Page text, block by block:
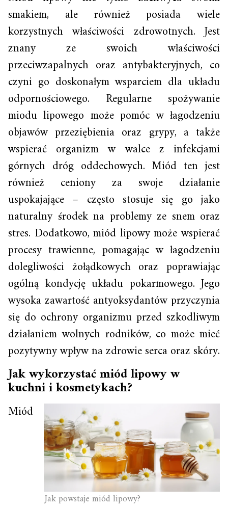
smakiem, ale również posiada wiele
korzystnych właściwości zdrowotnych. Jest
znany ze swoich właściwości
przeciwzapalnych oraz antybakteryjnych, co
czyni go doskonałym wsparciem dla układu
odpornościowego. Regularne spożywanie
miodu lipowego może pomóc w łagodzeniu
objawów przeziębienia oraz grypy, a także
wspierać organizm w walce z infekcjami
górnych dróg oddechowych. Miód ten jest
również ceniony za swoje działanie
uspokajające – często stosuje się go jako
naturalny środek na problemy ze snem oraz
stres. Dodatkowo, miód lipowy może wspierać
procesy trawienne, pomagając w łagodzeniu
dolegliwości żołądkowych oraz poprawiając
ogólną kondycję układu pokarmowego. Jego
wysoka zawartość antyoksydantów przyczynia
się do ochrony organizmu przed szkodliwym
działaniem wolnych rodników, co może mieć
pozytywny wpływ na zdrowie serca oraz skóry.
Jak wykorzystać miód lipowy w
kuchni i kosmetykach?
Jak powstaje miód lipowy?
Miód